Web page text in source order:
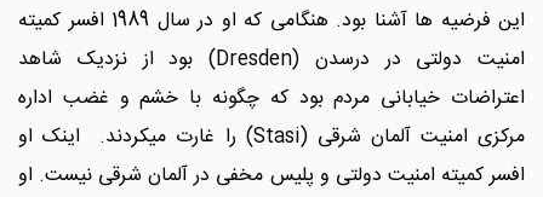
این فرضیه ها آشنا بود. هنگامی که او در سال 1989 افسر کمیته
امنیت دولتی در درسدن (Dresden) بود از نزدیک شاهد
اعتراضات خیابانی مردم بود که چگونه با خشم و غضب اداره
مرکزی امنیت آلمان شرقی (Stasi) را غارت میکردند. اینک او
افسر کمیته امنیت دولتی و پلیس مخفی در آلمان شرقی نیست. او